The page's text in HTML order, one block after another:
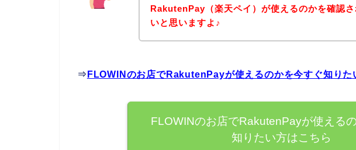
RakutenPay（楽天ペイ）が使えるのかを確認
いと思いますよ♪
⇒ FLOWINのお店でRakutenPayが使えるのかを今すぐ知りた
FLOWINのお店でRakutenPayが使える
知りたい方はこちら